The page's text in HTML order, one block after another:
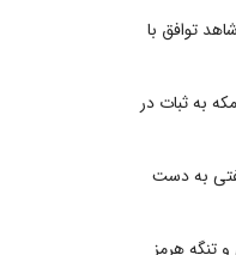
توافق با
به ثبات در
نفتی به دست
تنگه هرمز